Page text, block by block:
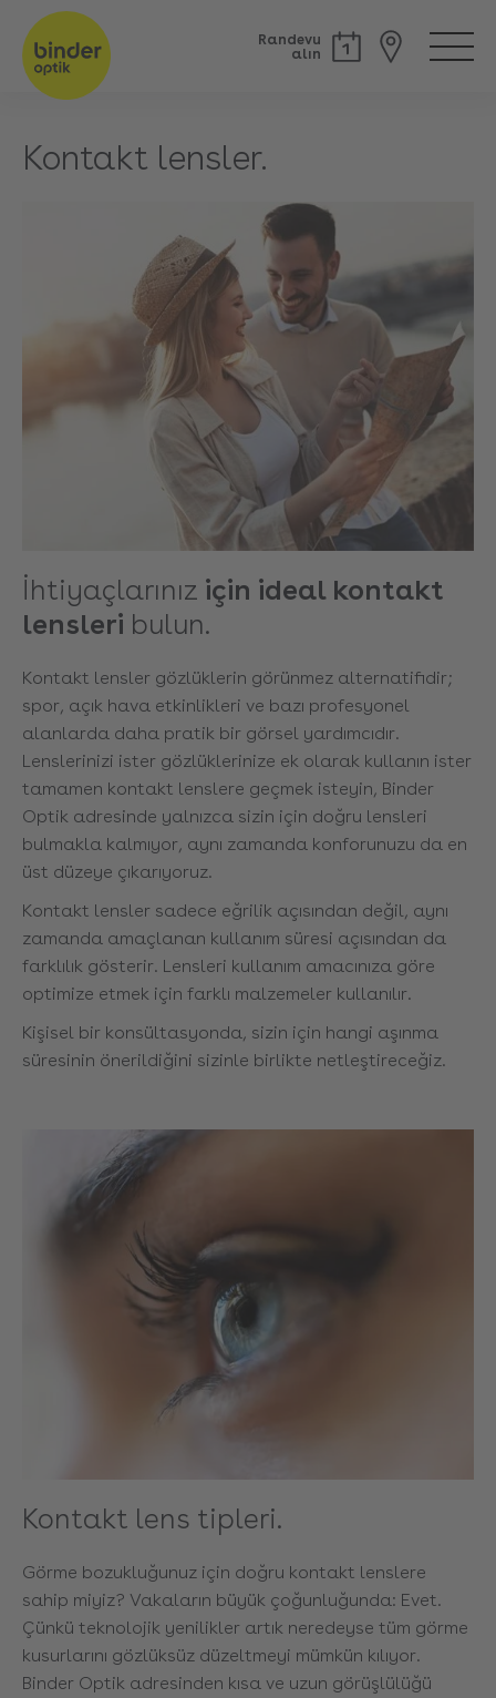
Randevu
alın
Kontakt lensler.
İhtiyaçlarınız için ideal kontakt
lensleri bulun.
Kontakt lensler gözlüklerin görünmez alternatifidir;
spor, açık hava etkinlikleri ve bazı profesyonel
alanlarda daha pratik bir görsel yardımcıdır.
Lenslerinizi ister gözlüklerinize ek olarak kullanın ister
tamamen kontakt lenslere geçmek isteyin, Binder
Optik adresinde yalnızca sizin için doğru lensleri
bulmakla kalmıyor, aynı zamanda konforunuzu da en
üst düzeye çıkarıyoruz.
Kontakt lensler sadece eğrilik açısından değil, aynı
zamanda amaçlanan kullanım süresi açısından da
farklılık gösterir. Lensleri kullanım amacınıza göre
optimize etmek için farklı malzemeler kullanılır.
Kişisel bir konsültasyonda, sizin için hangi aşınma
süresinin önerildiğini sizinle birlikte netleştireceğiz.
Kontakt lens tipleri.
Görme bozukluğunuz için doğru kontakt lenslere
sahip miyiz? Vakaların büyük çoğunluğunda: Evet.
Çünkü teknolojik yenilikler artık neredeyse tüm görme
kusurlarını gözlüksüz düzeltmeyi mümkün kılıyor.
Binder Optik adresinden kısa ve uzun görüşlülüğü